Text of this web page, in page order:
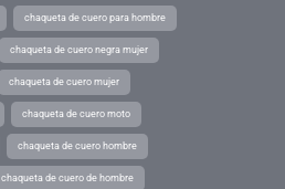
chaqueta de cuero para hombre
chaqueta de cuero negra mujer
chaqueta de cuero mujer
chaqueta de cuero moto
chaqueta de cuero hombre
chaqueta de cuero de hombre